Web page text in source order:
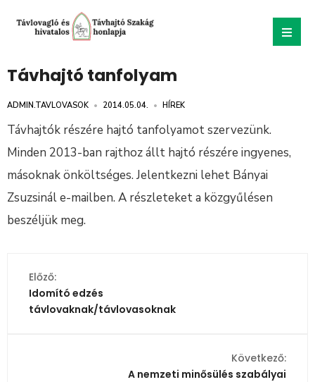
Távhajtó tanfolyam
ADMIN.TAVLOVASOK • 2014.05.04. • HÍREK
Távhajtók részére hajtó tanfolyamot szervezünk.
Minden 2013-ban rajthoz állt hajtó részére ingyenes,
másoknak önköltséges. Jelentkezni lehet Bányai
Zsuzsinál e-mailben. A részleteket a közgyűlésen
beszéljük meg.
Előző:
Idomító edzés
távlovaknak/távlovasoknak
Következő:
A nemzeti minősülés szabályai